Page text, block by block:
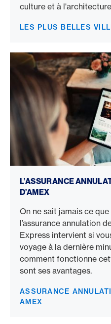
culture et à
LES PLUS BELLES
L’ASSURANCE
D’AMEX
On ne sait jamais ce
l’assurance annulation
Express intervient si
voyage à la dernière
comment fonctionne
sont ses avantages.
ASSURANCE
AMEX